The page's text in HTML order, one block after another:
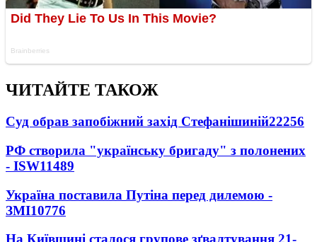
ЧИТАЙТЕ ТАКОЖ
Суд обрав запобіжний захід Стефанішиній22256
РФ створила "українську бригаду" з полонених
- ISW11489
Україна поставила Путіна перед дилемою -
ЗМІ10776